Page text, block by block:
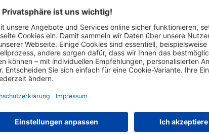
Akustik-Tischtrennwände STRAIGHT inkl. Standfüße
ab€ 98,